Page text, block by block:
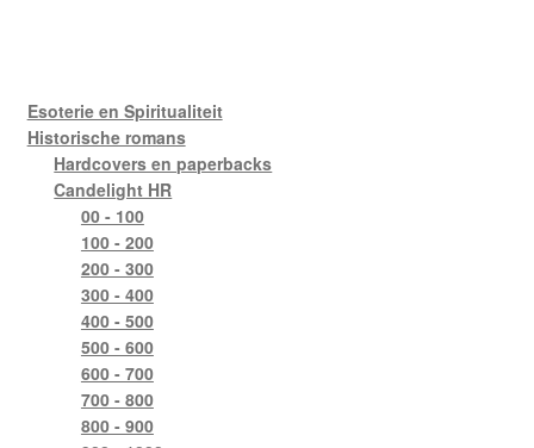
Esoterie en Spiritualiteit
Historische romans
Hardcovers en paperbacks
Candelight HR
00 - 100
100 - 200
200 - 300
300 - 400
400 - 500
500 - 600
600 - 700
700 - 800
800 - 900